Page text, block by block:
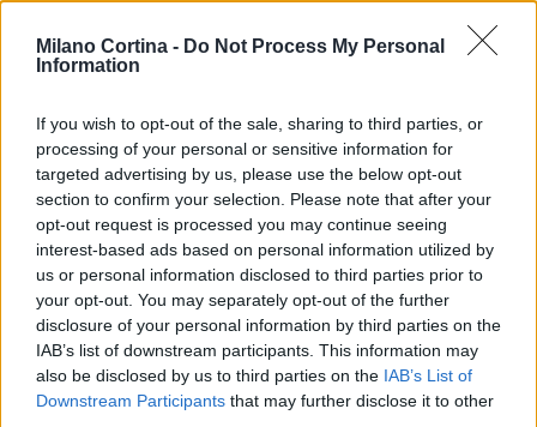
Milano Cortina - Do Not Process My Personal
Information
If you wish to opt-out of the sale, sharing to third parties, or
processing of your personal or sensitive information for
targeted advertising by us, please use the below opt-out
section to confirm your selection. Please note that after your
opt-out request is processed you may continue seeing
interest-based ads based on personal information utilized by
us or personal information disclosed to third parties prior to
your opt-out. You may separately opt-out of the further
disclosure of your personal information by third parties on the
IAB’s list of downstream participants. This information may
also be disclosed by us to third parties on the IAB’s List of
Downstream Participants that may further disclose it to other
AUTORE
Martina Marchesi
Martina Marchesi ha guidato la squadra che
ha coperto il piano urbanistico di Firenze,
sostenendo una linea editoriale basata
sull'analisi documentale. Vicedirettrice, porta
un dettaglio personale riconoscibile: una
mappa manoscritta dei rioni fiorentini nella sua
agenda.